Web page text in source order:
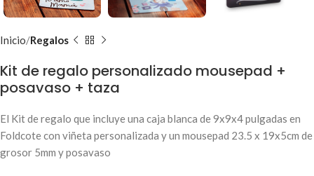
Inicio Regalos
Kit de regalo personalizado mousepad +
posavaso + taza
El Kit de regalo que incluye una caja blanca de 9x9x4 pulgadas en
Foldcote con viñeta personalizada y un mousepad 23.5 x 19x5cm de
grosor 5mm y posavaso